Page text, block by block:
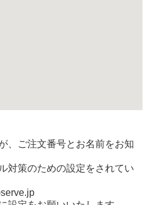
、ご注文番号とお名前をお知
対策のための設定をされてい